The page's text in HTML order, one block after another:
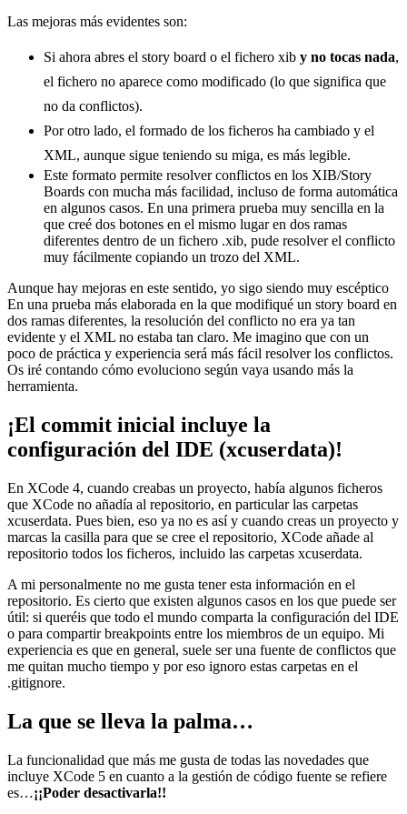
Las mejoras más evidentes son:
Si ahora abres el story board o el fichero xib y no tocas nada,
el fichero no aparece como modificado (lo que significa que
no da conflictos).
Por otro lado, el formado de los ficheros ha cambiado y el
XML, aunque sigue teniendo su miga, es más legible.
Este formato permite resolver conflictos en los XIB/Story
Boards con mucha más facilidad, incluso de forma automática
en algunos casos. En una primera prueba muy sencilla en la
que creé dos botones en el mismo lugar en dos ramas
diferentes dentro de un fichero .xib, pude resolver el conflicto
muy fácilmente copiando un trozo del XML.
Aunque hay mejoras en este sentido, yo sigo siendo muy escéptico
En una prueba más elaborada en la que modifiqué un story board en
dos ramas diferentes, la resolución del conflicto no era ya tan
evidente y el XML no estaba tan claro. Me imagino que con un
poco de práctica y experiencia será más fácil resolver los conflictos.
Os iré contando cómo evoluciono según vaya usando más la
herramienta.
¡El commit inicial incluye la
configuración del IDE (xcuserdata)!
En XCode 4, cuando creabas un proyecto, había algunos ficheros
que XCode no añadía al repositorio, en particular las carpetas
xcuserdata. Pues bien, eso ya no es así y cuando creas un proyecto y
marcas la casilla para que se cree el repositorio, XCode añade al
repositorio todos los ficheros, incluido las carpetas xcuserdata.
A mi personalmente no me gusta tener esta información en el
repositorio. Es cierto que existen algunos casos en los que puede ser
útil: si queréis que todo el mundo comparta la configuración del IDE
o para compartir breakpoints entre los miembros de un equipo. Mi
experiencia es que en general, suele ser una fuente de conflictos que
me quitan mucho tiempo y por eso ignoro estas carpetas en el
.gitignore.
La que se lleva la palma…
La funcionalidad que más me gusta de todas las novedades que
incluye XCode 5 en cuanto a la gestión de código fuente se refiere
es…¡¡Poder desactivarla!!